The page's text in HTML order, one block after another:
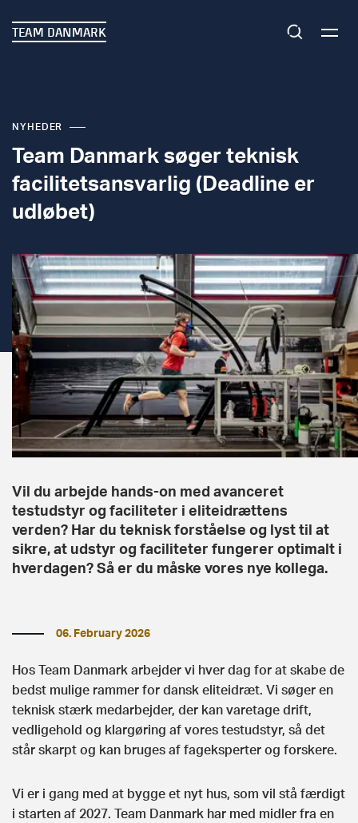
TEAM DANMARK
NYHEDER
Team Danmark søger teknisk
facilitetsansvarlig (Deadline er
udløbet)
Vil du arbejde hands-on med avanceret
testudstyr og faciliteter i eliteidrættens
verden? Har du teknisk forståelse og lyst til at
sikre, at udstyr og faciliteter fungerer optimalt i
hverdagen? Så er du måske vores nye kollega.
06. February 2026
Hos Team Danmark arbejder vi hver dag for at skabe de
bedst mulige rammer for dansk eliteidræt. Vi søger en
teknisk stærk medarbejder, der kan varetage drift,
vedligehold og klargøring af vores testudstyr, så det
står skarpt og kan bruges af fageksperter og forskere.
Vi er i gang med at bygge et nyt hus, som vil stå færdigt
i starten af 2027. Team Danmark har med midler fra en